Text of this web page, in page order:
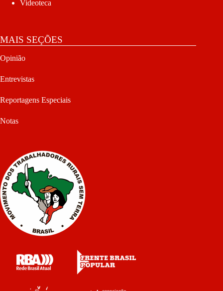
Videoteca
MAIS SEÇÕES
Opinião
Entrevistas
Reportagens Especiais
Notas